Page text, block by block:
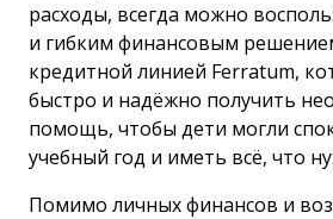
расходы, всегда можно
и гибким финансовым
кредитной линией Ferratum,
быстро и надёжно получить
помощь, чтобы дети могли
учебный год и иметь всё, что
Помимо личных финансов и